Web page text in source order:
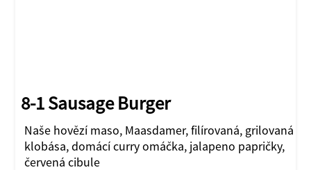
8-1 Sausage Burger
Naše hovězí maso, Maasdamer, filírovaná, grilovaná
klobása, domácí curry omáčka, jalapeno papričky,
červená cibule